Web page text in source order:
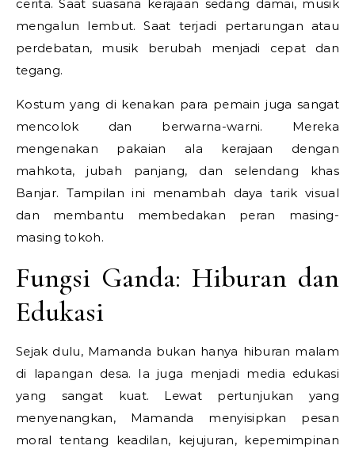
cerita. Saat suasana kerajaan sedang damai, musik
mengalun lembut. Saat terjadi pertarungan atau
perdebatan, musik berubah menjadi cepat dan
tegang.
Kostum yang di kenakan para pemain juga sangat
mencolok dan berwarna-warni. Mereka
mengenakan pakaian ala kerajaan dengan
mahkota, jubah panjang, dan selendang khas
Banjar. Tampilan ini menambah daya tarik visual
dan membantu membedakan peran masing-
masing tokoh.
Fungsi Ganda: Hiburan dan
Edukasi
Sejak dulu, Mamanda bukan hanya hiburan malam
di lapangan desa. Ia juga menjadi media edukasi
yang sangat kuat. Lewat pertunjukan yang
menyenangkan, Mamanda menyisipkan pesan
moral tentang keadilan, kejujuran, kepemimpinan